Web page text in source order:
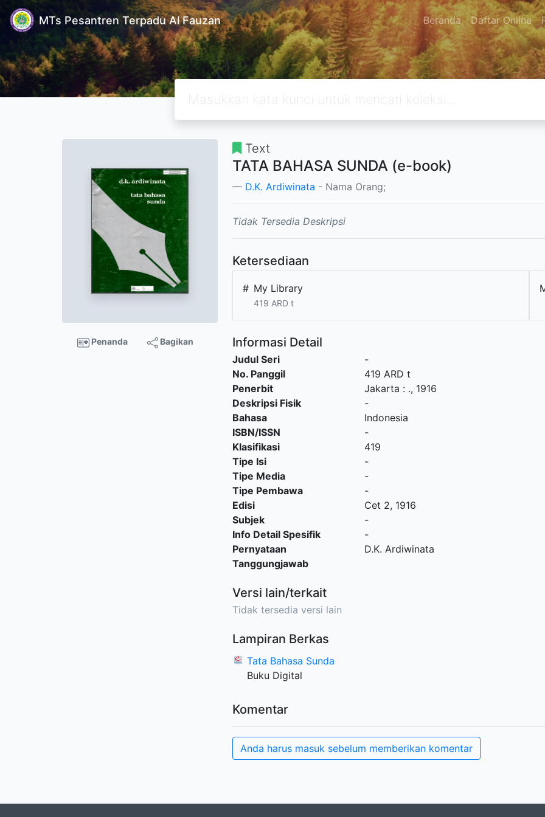
MTs Pesantren Terpadu Al Fauzan Beranda Daftar Online
Penanda Bagikan
Text
TATA BAHASA SUNDA (e-book)
D.K. Ardiwinata - Nama Orang;
Tidak Tersedia Deskripsi
Ketersediaan
# My Library
419 ARD t
Informasi Detail
Judul Seri
-
No. Panggil
419 ARD t
Penerbit
Jakarta : ., 1916
Deskripsi Fisik
-
Bahasa
Indonesia
ISBN/ISSN
-
Klasifikasi
419
Tipe Isi
-
Tipe Media
-
Tipe Pembawa
-
Edisi
Cet 2, 1916
Subjek
-
Info Detail Spesifik
-
Pernyataan
Tanggungjawab
D.K. Ardiwinata
Versi lain/terkait
Tidak tersedia versi lain
Lampiran Berkas
Tata Bahasa Sunda
Buku Digital
Komentar
Anda harus masuk sebelum memberikan komentar